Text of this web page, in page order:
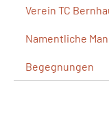
Verein TC
Namentliche
Begegnungen